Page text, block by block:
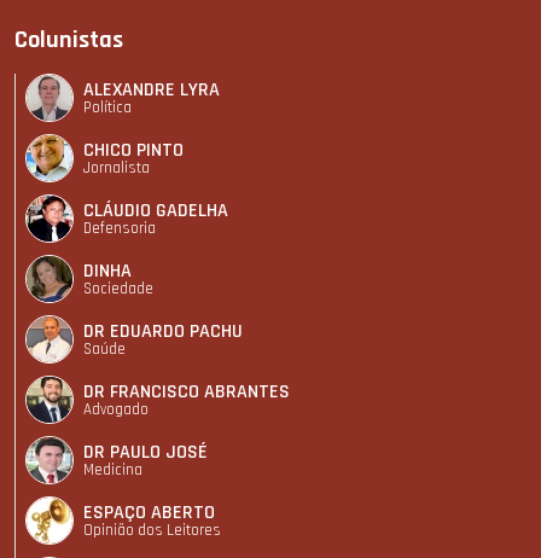
Colunistas
ALEXANDRE LYRA
Política
CHICO PINTO
Jornalista
CLÁUDIO GADELHA
Defensoria
DINHA
Sociedade
DR EDUARDO PACHU
Saúde
DR FRANCISCO ABRANTES
Advogado
DR PAULO JOSÉ
Medicina
ESPAÇO ABERTO
Opinião dos Leitores